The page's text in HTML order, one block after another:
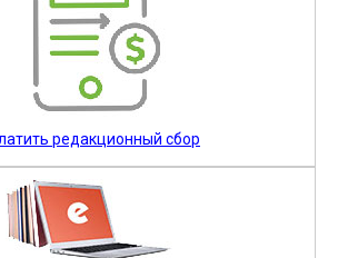
редакционный сбор